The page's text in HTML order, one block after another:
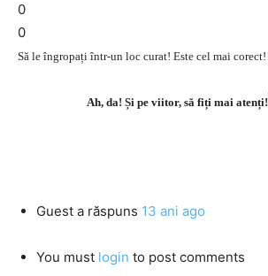
0
0
Să le îngropați într-un loc curat! Este cel mai corect!
Ah, da! Și pe viitor, să fiți mai atenți!
Guest a răspuns 13 ani ago
You must login to post comments